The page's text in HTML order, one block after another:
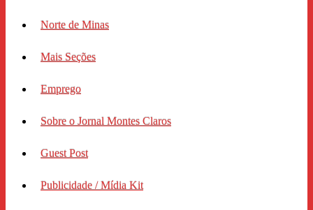
Norte de Minas
Mais Seções
Emprego
Sobre o Jornal Montes Claros
Guest Post
Publicidade / Mídia Kit